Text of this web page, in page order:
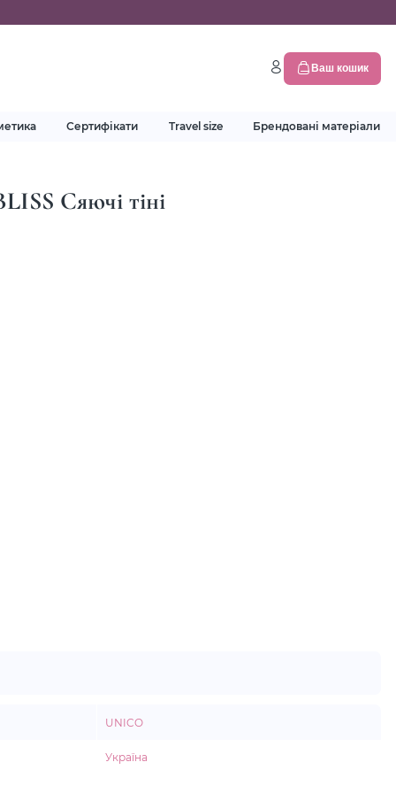
Ваш кошик
Сертифікати Travel size Брендовані матеріали
Сяючі тіні
UNICO
Україна